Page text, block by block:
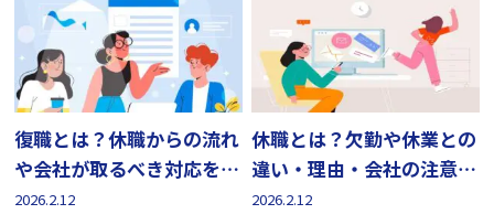
復職とは？休職からの流れ
や会社が取るべき対応を解
説
2026.2.12
休職とは？欠勤や休業との
違い・理由・会社の注意点
を解説
2026.2.12